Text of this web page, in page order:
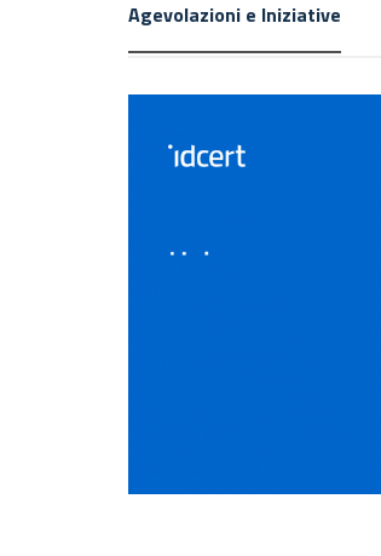
Agevolazioni e Iniziative